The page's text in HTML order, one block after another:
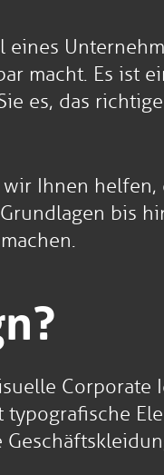
macht. Es ist
es, das
Ihnen
bis